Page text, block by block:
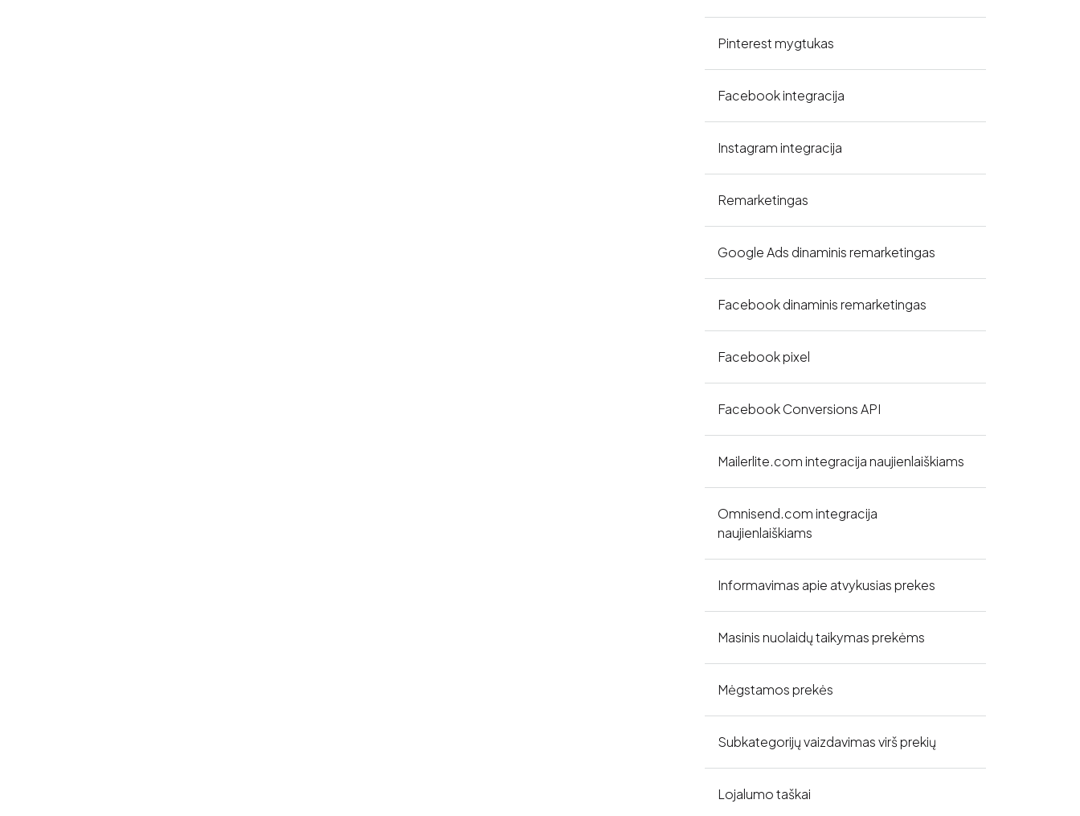
Pinterest mygtukas
Facebook integracija
Instagram integracija
Remarketingas
Google Ads dinaminis remarketingas
Facebook dinaminis remarketingas
Facebook pixel
Facebook Conversions API
Mailerlite.com integracija naujienlaiškiams
Omnisend.com integracija
naujienlaiškiams
Informavimas apie atvykusias prekes
Masinis nuolaidų taikymas prekėms
Mėgstamos prekės
Subkategorijų vaizdavimas virš prekių
Lojalumo taškai